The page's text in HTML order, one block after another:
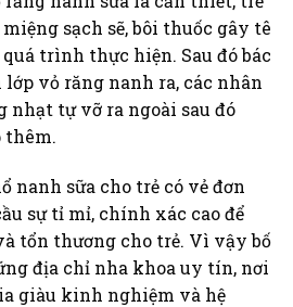
sạch sẽ, bôi thuốc gây tê
trình thực hiện. Sau đó bác
vỏ răng nanh ra, các nhân
nhạt tự vỡ ra ngoài sau đó
thêm.
nanh sữa cho trẻ có vẻ đơn
sự tỉ mỉ, chính xác cao để
tổn thương cho trẻ. Vì vậy bố
địa chỉ nha khoa uy tín, nơi
giàu kinh nghiệm và hệ